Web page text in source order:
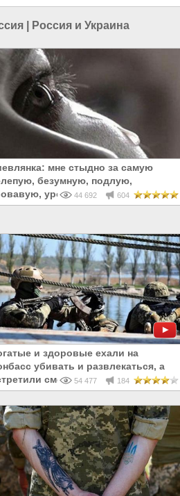
Россия и Украина
мне стыдно за самую
безумную, подлую,
уродливую революцию
44 692 604
и здоровые ехали на
убивать и развлекаться, а
смерть54 477 184